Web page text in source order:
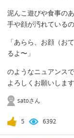
泥んこ遊びや食事のあ
手や顔が汚れているの
「あらら、お顔（お
るよ〜」
のようなニュアンス
よろしくお願いします
satoさん
5 6392